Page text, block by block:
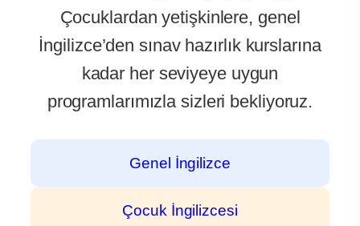
Çocuklardan yetişkinlere, genel
İngilizce’den sınav hazırlık kurslarına
kadar her seviyeye uygun
programlarımızla sizleri bekliyoruz.
Genel İngilizce
Çocuk İngilizcesi